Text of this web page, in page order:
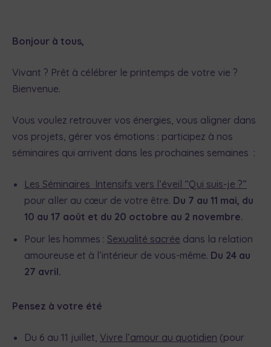
Bonjour à tous,
Vivant ? Prêt à célébrer le printemps de votre vie ?
Bienvenue.
Vous voulez retrouver vos énergies, vous aligner dans
vos projets, gérer vos émotions : participez à nos
séminaires qui arrivent dans les prochaines semaines :
Les Séminaires Intensifs vers l’éveil “Qui suis-je ?”
pour aller au cœur de votre être. Du 7 au 11 mai, du
10 au 17 août et du 20 octobre au 2 novembre.
Pour les hommes : Sexualité sacrée dans la relation
amoureuse et à l’intérieur de vous-même. Du 24 au
27 avril.
Pensez à votre été
Du 6 au 11 juillet, Vivre l’amour au quotidien (pour